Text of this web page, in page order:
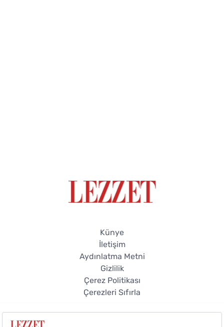
Künye
İletişim
Aydınlatma Metni
Gizlilik
Çerez Politikası
Çerezleri Sıfırla